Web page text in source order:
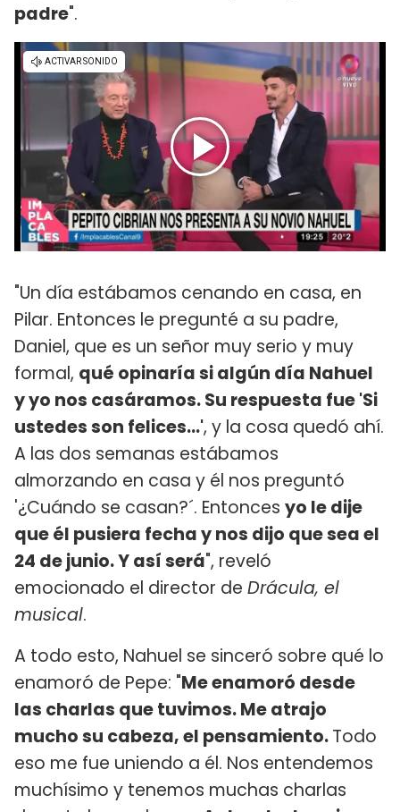
padre".
"Un día estábamos cenando en casa, en
Pilar. Entonces le pregunté a su padre,
Daniel, que es un señor muy serio y muy
formal, qué opinaría si algún día Nahuel
y yo nos casáramos. Su respuesta fue 'Si
ustedes son felices...', y la cosa quedó ahí.
A las dos semanas estábamos
almorzando en casa y él nos preguntó
'¿Cuándo se casan?´. Entonces yo le dije
que él pusiera fecha y nos dijo que sea el
24 de junio. Y así será", reveló
emocionado el director de Drácula, el
musical.
A todo esto, Nahuel se sinceró sobre qué lo
enamoró de Pepe: "Me enamoró desde
las charlas que tuvimos. Me atrajo
mucho su cabeza, el pensamiento.Todo
eso me fue uniendo a él. Nos entendemos
muchísimo y tenemos muchas charlas